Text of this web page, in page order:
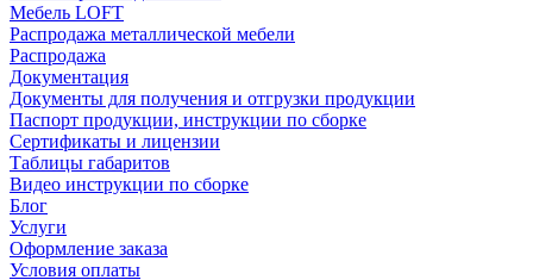
Мебель LOFT
Распродажа металлической мебели
Распродажа
Документация
Документы для получения и отгрузки продукции
Паспорт продукции, инструкции по сборке
Сертификаты и лицензии
Таблицы габаритов
Видео инструкции по сборке
Блог
Услуги
Оформление заказа
Условия оплаты